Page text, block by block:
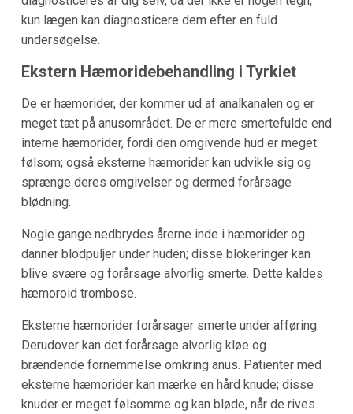
kun lægen kan diagnosticere dem efter en fuld
undersøgelse.
Ekstern Hæmoridebehandling i Tyrkiet
De er hæmorider, der kommer ud af analkanalen og er
meget tæt på anusområdet. De er mere smertefulde end
interne hæmorider, fordi den omgivende hud er meget
følsom; også eksterne hæmorider kan udvikle sig og
sprænge deres omgivelser og dermed forårsage
blødning.
Nogle gange nedbrydes årerne inde i hæmorider og
danner blodpuljer under huden; disse blokeringer kan
blive svære og forårsage alvorlig smerte. Dette kaldes
hæmoroid trombose.
Eksterne hæmorider forårsager smerte under afføring.
Derudover kan det forårsage alvorlig kløe og
brændende fornemmelse omkring anus. Patienter med
eksterne hæmorider kan mærke en hård knude; disse
knuder er meget følsomme og kan bløde, når de rives.